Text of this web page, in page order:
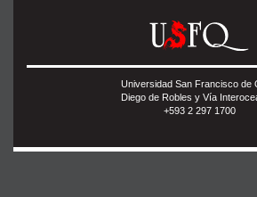
Universidad San Francisco de
Diego de Robles y Vía
+593 2 297 1700